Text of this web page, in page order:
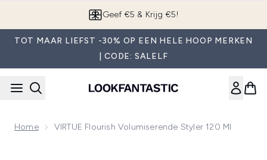
Geef €5 & Krijg €5!
TOT MAAR LIEFST -30% OP EEN HELE HOOP MERKEN
| CODE: SALELF
Home VIRTUE Flourish Volumiserende Styler 120 Ml